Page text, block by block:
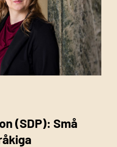
(SDP): Små